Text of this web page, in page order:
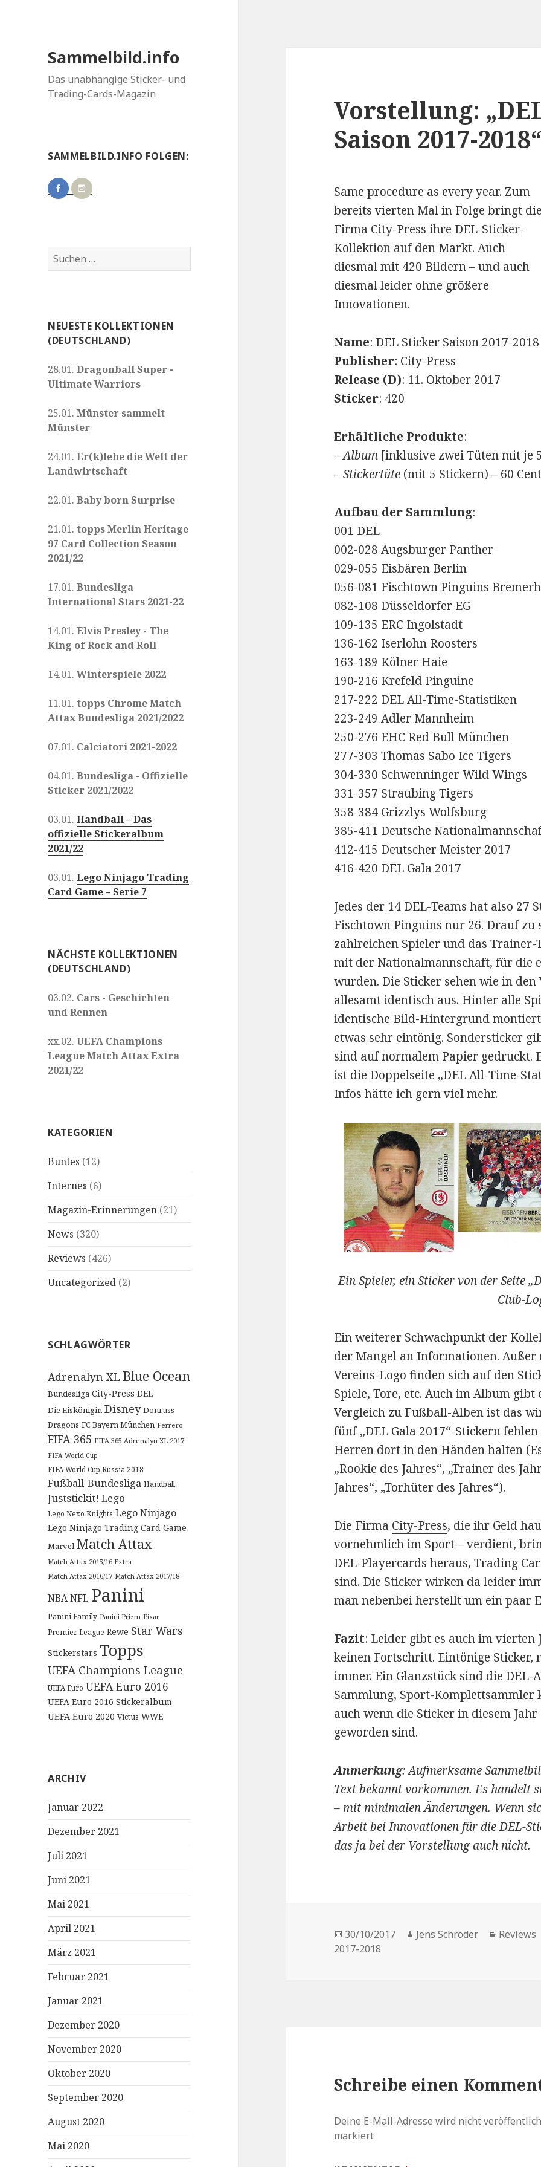
Sammelbild.info
Das unabhängige Sticker- und
Trading-Cards-Magazin
SAMMELBILD.INFO FOLGEN:
Suchen
nach:
NEUESTE KOLLEKTIONEN
(DEUTSCHLAND)
28.01.Dragonball Super -
Ultimate Warriors
25.01.Münster sammelt
Münster
24.01.Er(k)lebe die Welt der
Landwirtschaft
22.01.Baby born Surprise
21.01.topps Merlin Heritage
97 Card Collection Season
2021/22
17.01.Bundesliga
International Stars 2021-22
14.01.Elvis Presley - The
King of Rock and Roll
14.01.Winterspiele 2022
11.01.topps Chrome Match
Attax Bundesliga 2021/2022
07.01. Calciatori 2021-2022
04.01.Bundesliga - Offizielle
Sticker 2021/2022
03.01.Handball – Das
offizielle Stickeralbum
2021/22
03.01.Lego Ninjago Trading
Card Game – Serie 7
NÄCHSTE KOLLEKTIONEN
(DEUTSCHLAND)
03.02. Cars - Geschichten
und Rennen
xx.02.UEFA Champions
League Match Attax Extra
2021/22
KATEGORIEN
Buntes (12)
Internes (6)
Magazin-Erinnerungen (21)
News (320)
Reviews (426)
Uncategorized (2)
SCHLAGWÖRTER
Adrenalyn XL Blue Ocean
Bundesliga City-Press DEL
Die Eiskönigin Disney Donruss
Dragons FC Bayern München Ferrero
FIFA 365 FIFA 365 Adrenalyn XL 2017
FIFA World Cup
FIFA World Cup Russia 2018
Fußball-Bundesliga Handball
Juststickit! Lego
Lego Nexo Knights Lego Ninjago
Lego Ninjago Trading Card Game
Marvel Match Attax
Match Attax 2015/16 Extra
Match Attax 2016/17 Match Attax 2017/18
NBANFL Panini
Panini Family Panini Prizm Pixar
Premier League Rewe Star Wars
Stickerstars Topps
UEFA Champions League
UEFA Euro UEFA Euro 2016
UEFA Euro 2016 Stickeralbum
UEFA Euro 2020 Victus WWE
ARCHIV
Januar 2022
Dezember 2021
Juli 2021
Juni 2021
Mai 2021
April 2021
März 2021
Februar 2021
Januar 2021
Dezember 2020
November 2020
Oktober 2020
September 2020
August 2020
Mai 2020
Vorstellung:
Saison 2017-
Same procedure as every year. Zum
bereits vierten Mal in Folge bringt die
Firma City-Press ihre DEL-Sticker-
Kollektion auf den Markt. Auch
diesmal mit 420 Bildern – und auch
diesmal leider ohne größere
Innovationen.
Name: DEL Sticker Saison 2017-2018
Publisher: City-Press
Release (D): 11. Oktober 2017
Sticker: 420
Erhältliche Produkte:
–Album [inklusive zwei Tüten mit je
– Stickertüte (mit 5 Stickern) – 60
Aufbau der Sammlung:
001 DEL
002-028 Augsburger Panther
029-055 Eisbären Berlin
056-081 Fischtown Pinguins
082-108 Düsseldorfer EG
109-135 ERC Ingolstadt
136-162 Iserlohn Roosters
163-189 Kölner Haie
190-216 Krefeld Pinguine
217-222 DEL All-Time-Statistiken
223-249 Adler Mannheim
250-276 EHC Red Bull München
277-303 Thomas Sabo Ice Tigers
304-330 Schwenninger Wild Wings
331-357 Straubing Tigers
358-384 Grizzlys Wolfsburg
385-411 Deutsche
412-415 Deutscher Meister 2017
416-420 DEL Gala 2017
Jedes der 14 DEL-Teams hat also 27
Fischtown Pinguins nur 26. Drauf zu
zahlreichen Spieler und das
mit der Nationalmannschaft, für die
wurden. Die Sticker sehen wie in
allesamt identisch aus. Hinter alle
identische Bild-Hintergrund
etwas sehr eintönig. Sondersticker
sind auf normalem Papier gedruckt.
ist die Doppelseite „DEL All-Time-
Infos hätte ich gern viel mehr.
Ein Spieler, ein Sticker von der Seite
Club-
Ein weiterer Schwachpunkt der
der Mangel an Informationen.
Vereins-Logo finden sich auf den
Spiele, Tore, etc. Auch im Album gibt
Vergleich zu Fußball-Alben ist das
fünf „DEL Gala 2017“-Stickern
Herren dort in den Händen halten
„Rookie des Jahres“, „Trainer des
Jahres“, „Torhüter des Jahres“).
Die Firma City-Press, die ihr Geld
vornehmlich im Sport – verdient,
DEL-Playercards heraus, Trading
sind. Die Sticker wirken da leider
man nebenbei herstellt um ein paar
Fazit: Leider gibt es auch im vierten
keinen Fortschritt. Eintönige Sticker,
immer. Ein Glanzstück sind die
Sammlung, Sport-Komplettsammler
auch wenn die Sticker in diesem
geworden sind.
Anmerkung: Aufmerksame
Text bekannt vorkommen. Es handelt
– mit minimalen Änderungen. Wenn
Arbeit bei Innovationen für die DEL-
das ja bei der Vorstellung auch nicht.
Veröffentlicht
am
30/10/2017 Autor
Jens Schröder Reviews
2017-2018
Schreibe einen
Deine E-Mail-Adresse wird nicht
markiert